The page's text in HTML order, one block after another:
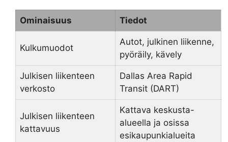
Ominaisuus Tiedot
Kulkumuodot
Autot, julkinen liikenne,
pyöräily, kävely
Julkisen liikenteen
verkosto
Dallas Area Rapid
Transit (DART)
Julkisen liikenteen
kattavuus
Kattava keskusta-
alueella ja osissa
esikaupunkialueita